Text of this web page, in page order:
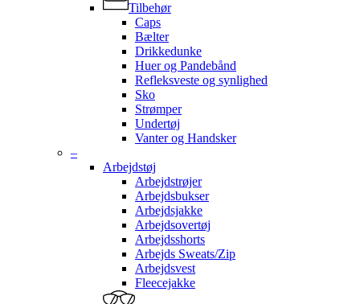
Tilbehør
Caps
Bælter
Drikkedunke
Huer og Pandebånd
Refleksveste og synlighed
Sko
Strømper
Undertøj
Vanter og Handsker
–
Arbejdstøj
Arbejdstrøjer
Arbejdsbukser
Arbejdsjakke
Arbejdsovertøj
Arbejdsshorts
Arbejds Sweats/Zip
Arbejdsvest
Fleecejakke